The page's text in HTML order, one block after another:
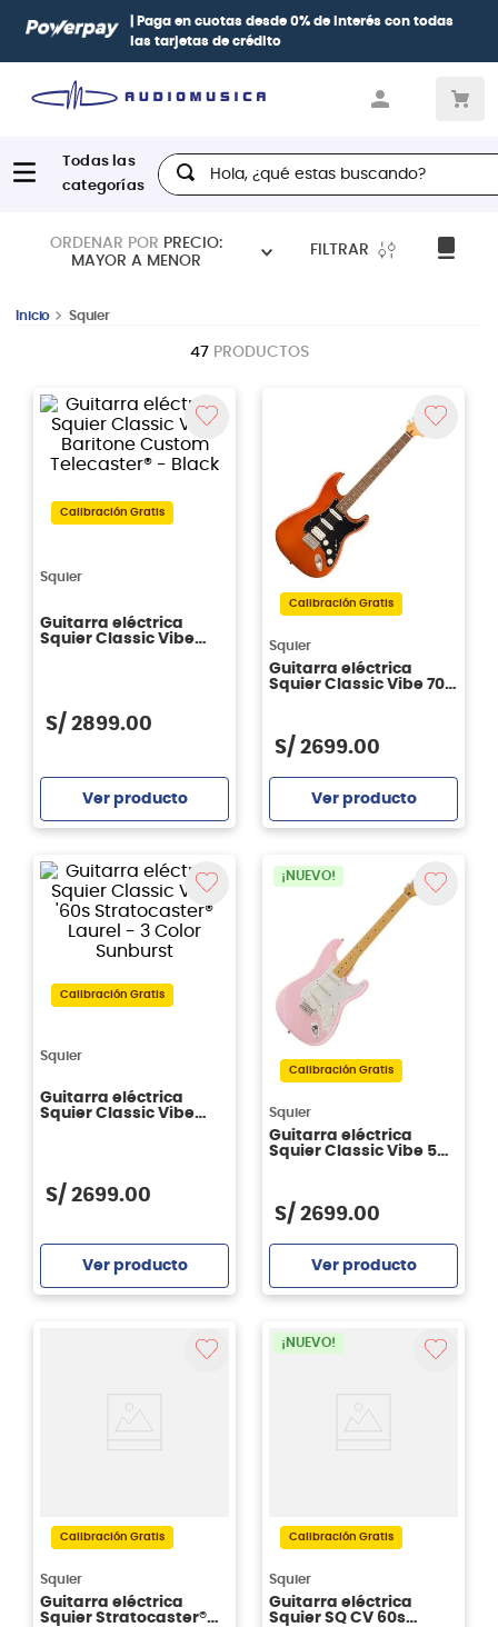
0% de interéscon todas Paga conhasta 12 cuotas sin
Diners, BBVA e Interbank
Hola, ¿qué estas buscando?
ORDENAR POR PRECIO:
MAYOR A MENOR
FILTRAR
Squier
47 PRODUCTOS
Calibración Gratis
Squier
Guitarra eléctrica
Squier Classic Vibe
S/ 2899.00
Ver producto
Calibración Gratis
Squier
Guitarra eléctrica
Squier Classic Vibe 70s
S/ 2699.00
Ver producto
Calibración Gratis
Squier
Guitarra eléctrica
Squier Classic Vibe
S/ 2699.00
Ver producto
¡NUEVO!
Calibración Gratis
Squier
Guitarra eléctrica
Squier Classic Vibe 50s
S/ 2699.00
Ver producto
Calibración Gratis
Squier
Guitarra eléctrica
Squier Stratocaster®
¡NUEVO!
Calibración Gratis
Squier
Guitarra eléctrica
Squier SQ CV 60s